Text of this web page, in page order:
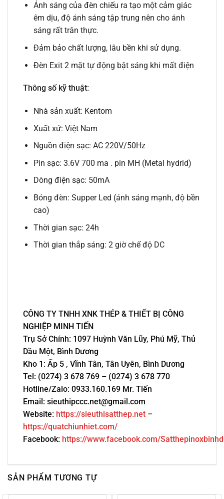
Ánh sáng của đèn chiếu ra tạo một cảm giác
êm dịu, độ ánh sáng tập trung nên cho ánh
sáng rất trân thực.
Đảm bảo chất lượng, lâu bền khi sử dụng.
Đèn Exit 2 mặt tự động bật sáng khi mất điện
Thông số kỹ thuật:
Nhà sản xuất: Kentom
Xuất xứ: Việt Nam
Nguồn điện sạc: AC 220V/50Hz
Pin sạc: 3.6V 700 ma . pin MH (Metal hydrid)
Dòng điện sạc: 50mA
Bóng đèn: Supper Led (ánh sáng mạnh, độ bền
cao)
Thời gian sạc: 24h
Thời gian thắp sáng: 2 giờ chế độ DC
CÔNG TY TNHH XNK THÉP & THIẾT BỊ CÔNG
NGHIỆP MINH TIẾN
Trụ Sở Chính: 1097 Huỳnh Văn Lũy, Phú Mỹ, Thủ
Dầu Một, Bình Dương
Kho 1: Ấp 5 , Vĩnh Tân, Tân Uyên, Bình Dương
Tel: (0274) 3 678 769 – (0274) 3 678 770
Hotline/Zalo: 0933.160.169 Mr. Tiến
Email: sieuthipccc.net@gmail.com
Website: https://sieuthisatthep.net –
https://quatchiunhiet.com/
Facebook: https://www.facebook.com/
SẢN PHẨM TƯƠNG TỰ